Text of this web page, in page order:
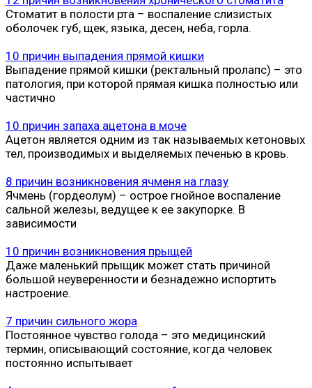
Стоматит в полости рта – воспаление слизистых
оболочек губ, щек, языка, десен, неба, горла.
10 причин выпадения прямой кишки
Выпадение прямой кишки (ректальный пролапс) – это
патология, при которой прямая кишка полностью или
частично
10 причин запаха ацетона в моче
Ацетон является одним из так называемых кетоновых
тел, производимых и выделяемых печенью в кровь.
8 причин возникновения ячменя на глазу
Ячмень (гордеолум) – острое гнойное воспаление
сальной железы, ведущее к ее закупорке. В
зависимости
10 причин возникновения прыщей
Даже маленький прыщик может стать причиной
большой неуверенности и безнадежно испортить
настроение.
7 причин сильного жора
Постоянное чувство голода – это медицинский
термин, описывающий состояние, когда человек
постоянно испытывает